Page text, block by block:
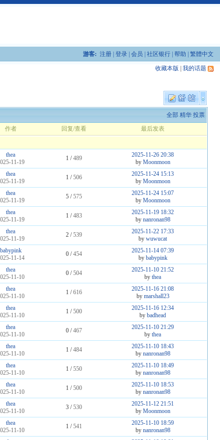
游客: 注册| 登录| 会员 社区银行| 帮助 繁體中文
收藏本版 我的话题
全部 精华 投票
作者 回复/查看
最后发表
thea
11-19
1 /489
2025-11-26 20:38
by Moonmoon
thea
11-19
1 /506
2025-11-24 15:13
by Moonmoon
thea
11-19
5 /575
2025-11-24 15:07
by Moonmoon
thea
11-19
1 /483
2025-11-19 18:32
by nanronan98
thea
11-19
2 /539
2025-11-22 17:33
bywuwucat
babypink
11-14
0 /454
2025-11-14 07:39
by babypink
thea
11-10
0 /504
2025-11-10 21:52
bythea
thea
11-10
1 /616
2025-11-16 21:08
by marshall23
thea
11-10
1 /500
2025-11-16 12:34
bybadhead
thea
11-10
0 /467
2025-11-10 21:29
bythea
thea
11-10
1 /484
2025-11-10 18:43
by nanronan98
thea
11-10
1 /550
2025-11-10 18:49
by nanronan98
thea
11-10
1 /500
2025-11-10 18:53
by nanronan98
thea
11-10
3 /530
2025-11-12 21:51
by Moonmoon
thea
11-10
1 /541
2025-11-10 18:59
by nanronan98